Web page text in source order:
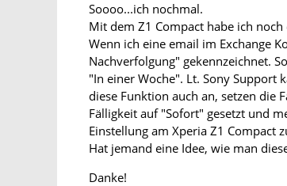
Soooo...ich nochmal.
Mit dem Z1 Compact habe ich
Wenn ich eine email im Exchange
Nachverfolgung" gekennzeichnet.
"In einer Woche". Lt. Sony Support
diese Funktion auch an, setzen die
Fälligkeit auf "Sofort" gesetzt und
Einstellung am Xperia Z1 Compact
Hat jemand eine Idee, wie man
Danke!